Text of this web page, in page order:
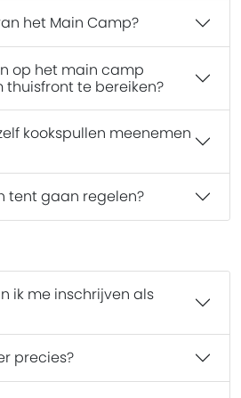
het Main Camp?
op het main camp
te bereiken?
kookspullen meenemen
tent gaan regelen?
ik me inschrijven als
precies?